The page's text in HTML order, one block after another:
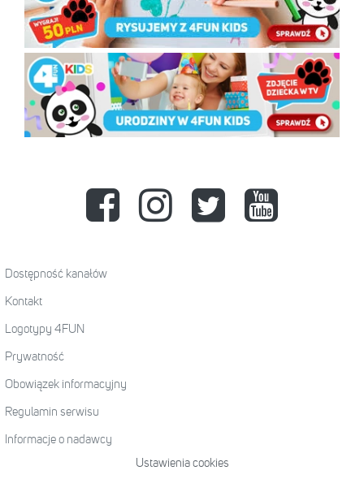
Dostępność kanałów
Kontakt
Logotypy 4FUN
Prywatność
Obowiązek informacyjny
Regulamin serwisu
Informacje o nadawcy
Ustawienia cookies